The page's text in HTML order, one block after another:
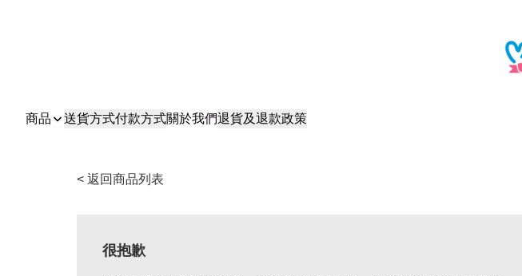
商品 送貨方式付款方式關於我們退貨及退款政策
< 返回商品列表
很抱歉